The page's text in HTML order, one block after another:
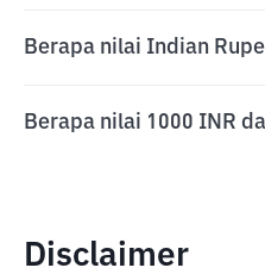
Berapa nilai Indian
Berapa nilai 1000 INR
Disclaimer